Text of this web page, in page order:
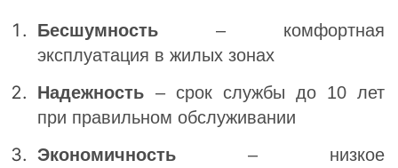
Бесшумность – комфортная
эксплуатация в жилых зонах
Надежность – срок службы до 10 лет
при правильном обслуживании
Экономичность – низкое